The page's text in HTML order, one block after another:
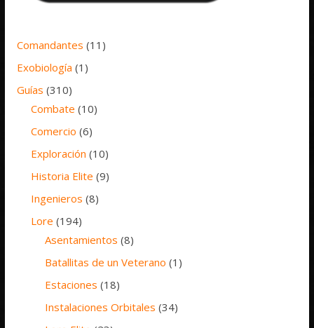
Comandantes (11)
Exobiología (1)
Guías (310)
Combate (10)
Comercio (6)
Exploración (10)
Historia Elite (9)
Ingenieros (8)
Lore (194)
Asentamientos (8)
Batallitas de un Veterano (1)
Estaciones (18)
Instalaciones Orbitales (34)